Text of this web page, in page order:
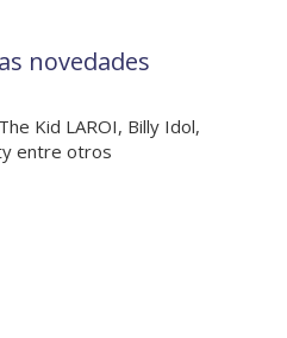
novedades
Kid LAROI, Billy Idol,
entre otros